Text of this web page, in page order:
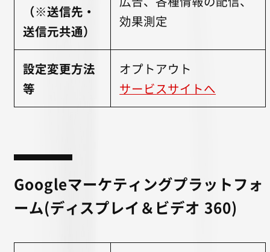
（※送信先・
送信元共通）
効果測定
設定変更方法
等
オプトアウト
サービスサイトへ
Googleマーケティングプラットフォ
ーム(ディスプレイ＆ビデオ 360)